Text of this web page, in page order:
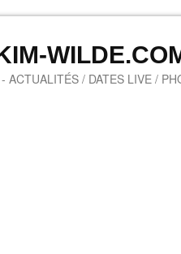
ACTUALITÉS / DATES LIVE /